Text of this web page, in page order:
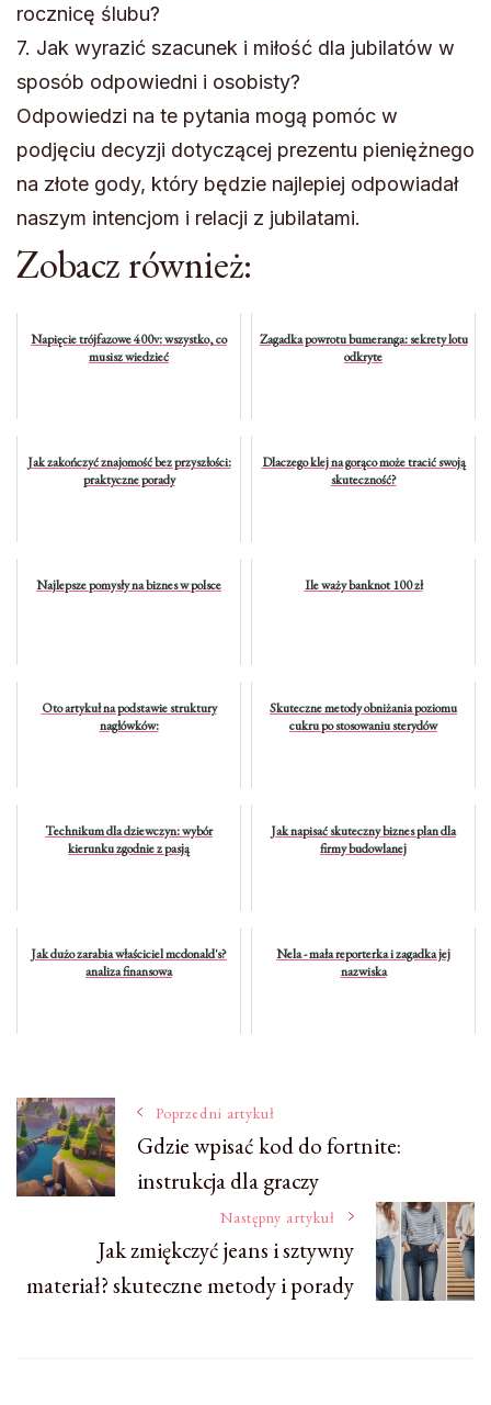
rocznicę ślubu?
7. Jak wyrazić szacunek i miłość dla jubilatów w
sposób odpowiedni i osobisty?
Odpowiedzi na te pytania mogą pomóc w
podjęciu decyzji dotyczącej prezentu pieniężnego
na złote gody, który będzie najlepiej odpowiadał
naszym intencjom i relacji z jubilatami.
Zobacz również:
Napięcie trójfazowe 400v: wszystko, co
musisz wiedzieć
Zagadka powrotu bumeranga: sekrety lotu
odkryte
Jak zakończyć znajomość bez przyszłości:
praktyczne porady
Dlaczego klej na gorąco może tracić swoją
skuteczność?
Najlepsze pomysły na biznes w polsce Ile waży banknot 100 zł
Oto artykuł na podstawie struktury
nagłówków:
Skuteczne metody obniżania poziomu
cukru po stosowaniu sterydów
Technikum dla dziewczyn: wybór
kierunku zgodnie z pasją
Jak napisać skuteczny biznes plan dla
firmy budowlanej
Jak dużo zarabia właściciel mcdonald's?
analiza finansowa
Nela - mała reporterka i zagadka jej
nazwiska
Nawigacja
wpisu
Poprzedni artykuł
Gdzie wpisać kod do fortnite:
instrukcja dla graczy
Następny artykuł
Jak zmiękczyć jeans i sztywny
materiał? skuteczne metody i porady